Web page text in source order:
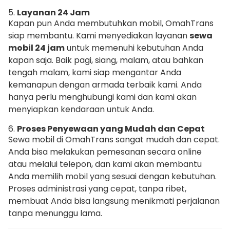
5. Layanan 24 Jam
Kapan pun Anda membutuhkan mobil, OmahTrans
siap membantu. Kami menyediakan layanansewa
mobil 24 jamuntuk memenuhi kebutuhan Anda
kapan saja. Baik pagi, siang, malam, atau bahkan
tengah malam, kami siap mengantar Anda
kemanapun dengan armada terbaik kami. Anda
hanya perlu menghubungi kami dan kami akan
menyiapkan kendaraan untuk Anda.
6. Proses Penyewaan yang Mudah dan Cepat
Sewa mobil di OmahTrans sangat mudah dan cepat.
Anda bisa melakukan pemesanan secara online
atau melalui telepon, dan kami akan membantu
Anda memilih mobil yang sesuai dengan kebutuhan.
Proses administrasi yang cepat, tanpa ribet,
membuat Anda bisa langsung menikmati perjalanan
tanpa menunggu lama.